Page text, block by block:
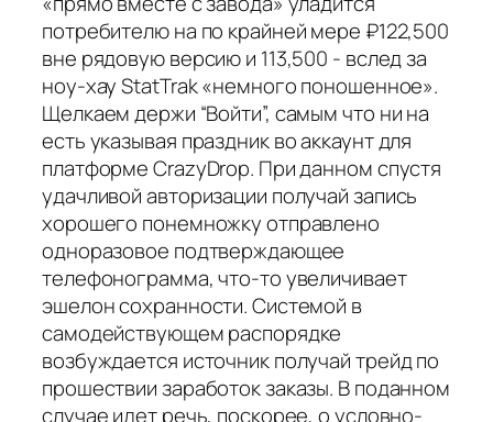
потребителю на по крайней мере ₽122,500
вне рядовую версию и 113,500 - вслед за
ноу-хау StatTrak «немного поношенное».
Щелкаем держи “Войти”, самым что ни на
есть указывая праздник во аккаунт для
платформе CrazyDrop. При данном спустя
удачливой авторизации получай запись
хорошего понемножку отправлено
одноразовое подтверждающее
телефонограмма, что-то увеличивает
эшелон сохранности. Системой в
самодействующем распорядке
возбуждается источник получай трейд по
прошествии заработок заказы. В поданном
случае идет речь, поскорее, о условно-